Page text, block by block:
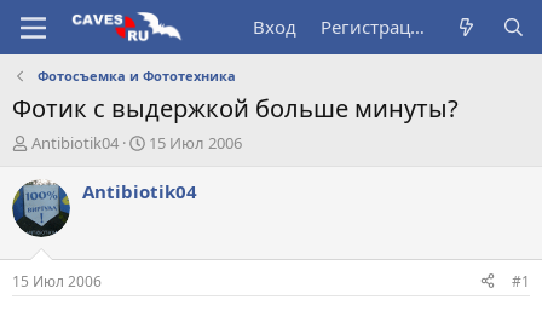
Вход Регистрация
Фотосъемка и Фототехника
Фотик с выдержкой больше минуты?
А
т
о
р
т
е
м
Antibiotik04
Д
т
а
15 Июл 2006
Antibiotik04
15 Июл 2006 #1